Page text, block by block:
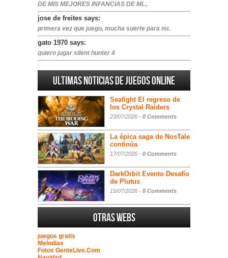
DE MIS MEJORES INFANCIAS DE MI...
jose de freites says:
primera vez que juego, mucha suerte para mi.
gato 1970 says:
quiero jugar silent hunter 4
Ultimas noticias de juegos online
Seafight El regreso de
los Crystal Raiders
23/07/2026 - 0 Comments
La épica saga de NosTale
continúa
17/07/2026 - 0 Comments
DarkOrbit Evento Desafío
de Plutus
15/07/2026 - 0 Comments
Otras webs
juegos gratis
Melodias
Fotos GenteLive.Com